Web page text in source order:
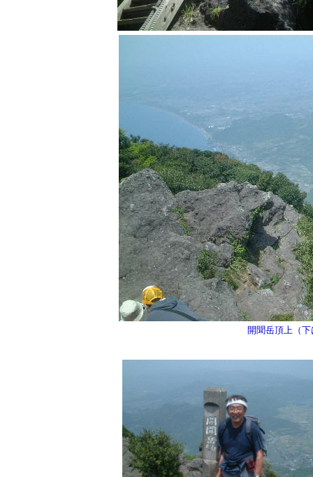
開聞岳頂上（